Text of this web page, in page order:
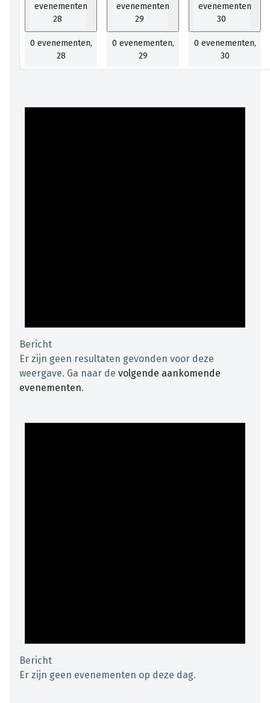
evenementen
28
0 evenementen,
28
evenementen
29
0 evenementen,
29
evenementen
30
0 evenementen,
30
Bericht
Er zijn geen resultaten gevonden voor deze
weergave. Ga naar de volgende aankomende
evenementen.
Bericht
Er zijn geen evenementen op deze dag.